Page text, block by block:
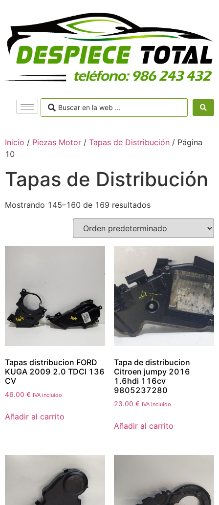
Inicio / Piezas Motor / Tapas de Distribución / Página
10
Tapas de Distribución
Mostrando 145–160 de 169 resultados
Tapas distribucion FORD
KUGA 2009 2.0 TDCI 136
CV
46.00 € IVA incluido
Añadir al carrito
Tapa de distribucion
Citroen jumpy 2016
1.6hdi 116cv
9805237280
23.00 € IVA incluido
Añadir al carrito